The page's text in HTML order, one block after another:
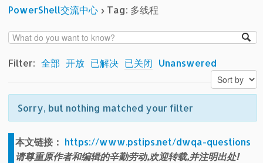
PowerShell交流中心 › Tag: 多线程
Filter: 全部 开放 已解决 已关闭 Unanswered
Sorry, but nothing matched your filter
本文链接： https://www.pstips.net/dwqa-questions
请尊重原作者和编辑的辛勤劳动,欢迎转载,并注明出处!